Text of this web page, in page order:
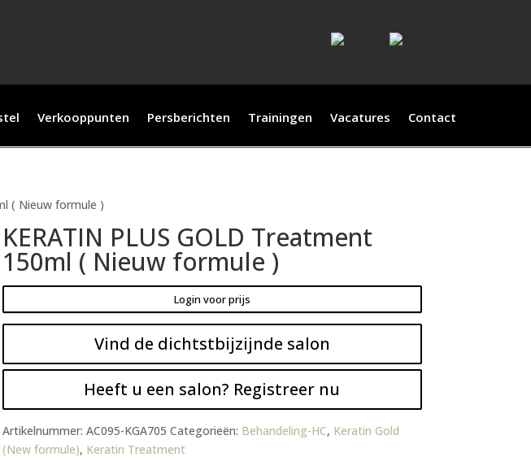
Verkooppunten Persberichten Trainingen Vacatures Contact
( Nieuw formule )
KERATIN PLUS GOLD Treatment
150ml ( Nieuw formule )
Login voor prijs
Vind de dichtstbijzijnde salon
Heeft u een salon? Registreer nu
Artikelnummer: AC095-KGA705 Categorieën: Behandeling-HC, Keratin Gold
(New formule), Keratin Treatment